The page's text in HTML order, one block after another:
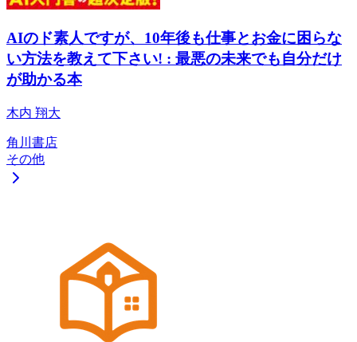
AIのド素人ですが、10年後も仕事とお金に困らな
い方法を教えて下さい! : 最悪の未来でも自分だけ
が助かる本
木内 翔大
角川書店
その他